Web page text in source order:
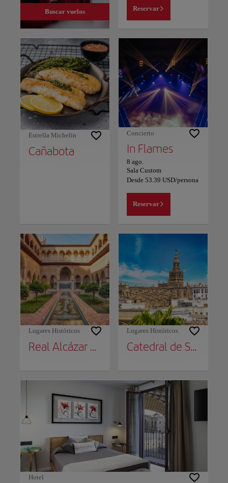
Buscar vuelos Reservar
Estrella Michelin
Cañabota
Concierto
In Flames
8 ago.
Sala Custom
Desde 53.39 USD/persona
Reservar
Lugares Históricos
Real Alcázar de Sevilla
Lugares Históricos
Catedral de Sevilla
Hotel